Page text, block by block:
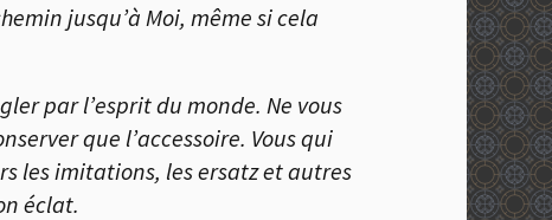
jusqu’à Moi, même si cela
par l’esprit du monde. Ne vous
que l’accessoire. Vous qui
les imitations, les ersatz et autres
éclat.